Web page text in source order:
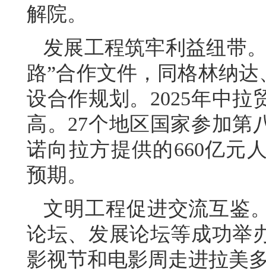
解院。
发展工程筑牢利益纽带
路”合作文件，同格林纳
设合作规划。2025年中拉
高。27个地区国家参加第
诺向拉方提供的660亿元
预期。
文明工程促进交流互鉴
论坛、发展论坛等成功举
影视节和电影周走进拉美